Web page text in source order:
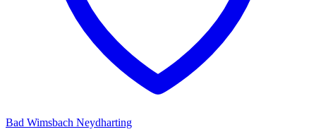
Bad Wimsbach Neydharting